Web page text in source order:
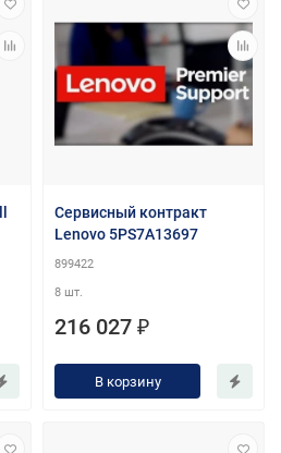
Сервисный контракт
Lenovo 5PS7A13697
899422
8 шт.
216 027 ₽
В корзину